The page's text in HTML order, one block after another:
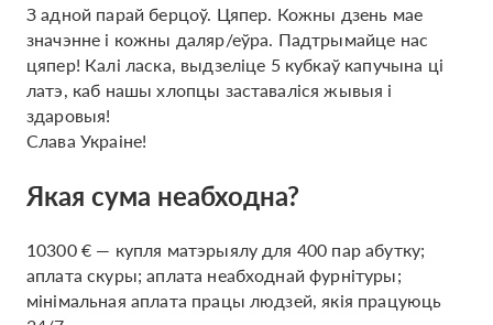
З адной парай берцоў. Цяпер. Кожны дзень мае
значэнне і кожны даляр/еўра. Падтрымайце нас
цяпер! Калі ласка, выдзеліце 5 кубкаў капучына ці
латэ, каб нашы хлопцы заставаліся жывыя і
здаровыя!
Слава Украіне!
Якая сума неабходна?
10300 € — купля матэрыялу для 400 пар абутку;
аплата скуры; аплата неабходнай фурнітуры;
мінімальная аплата працы людзей, якія працуюць